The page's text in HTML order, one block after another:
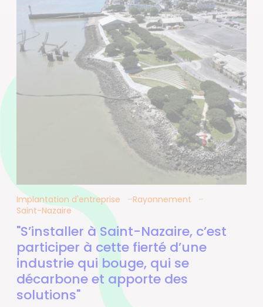
Implantation d'entreprise
Rayonnement
Saint-Nazaire
"S’installer à Saint-Nazaire, c’est
participer à cette fierté d’une
industrie qui bouge, qui se
décarbone et apporte des
solutions"